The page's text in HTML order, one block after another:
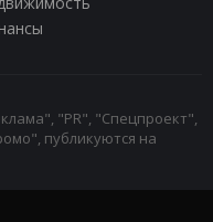
"PR", "Спецпроект",
публикуются на